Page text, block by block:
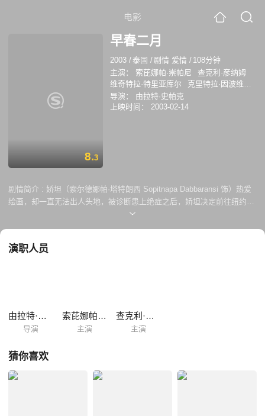
电影
8.3
早春二月
2003 / 泰国 /剧情 爱情 / 108分钟
主演：
索芘娜帕·崇帕尼
查克利·彦纳姆
维奇特拉·特里亚库尔
克里特拉·因波维吉
特
陈明李 JoeS.Lee
GeoffKole
EugeneLeong
导演：
由拉特·史帕克
上映时间：
2003-02-14
剧情简介 : 娇坦（索尔德娜帕·塔特朗西 Sopitnapa Dabbaransi 饰）热爱
绘画，却一直无法出人头地，被诊断患上绝症之后，娇坦决定前往纽约，
换一换心情。在纽约，娇坦不幸的遭遇了车祸，就此结识了善良的泰国青
找回她的记忆。 随着时间的推移，娇坦和基之间渐渐产生了真挚的感情，
演职人员
由拉特·史帕克
导演
索芘娜帕·崇帕尼
主演
查克利·彦纳姆
主演
猜你喜欢